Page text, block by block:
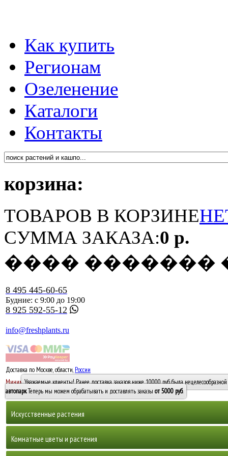
Как купить
Регионам
Озеленение
Каталоги
Контакты
корзина:
ТОВАРОВ В КОРЗИНЕ
СУММА ЗАКАЗА:0 р.
���� �������
8 495 445-60-65
Будние: с 9:00 до 19:00
8 925 592-55-12
info@freshplants.ru
Доставка по Москве, области, России
Минимальный заказ -10 0005000 руб.
Уважаемые клиенты! Ранее доставка заказов ниже 10000 руб. была
автопарк. Теперь мы можем обрабатывать и доставлять заказы от 5000 руб.
Искусственные растения
Горшечные растения, кусты и мох
Комнатные цветы и растения